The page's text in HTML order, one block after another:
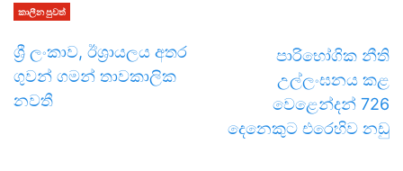
කාලීන පුවත්
ශ්‍රී ලංකාව, ඊශ්‍රායලය අතර
ගුවන් ගමන් තාවකාලික
නවතී
පාරිභෝගික නීති
උල්ලංඝනය කළ
වෙළෙන්දන් 726
දෙනෙකුට එරෙහිව නඩු